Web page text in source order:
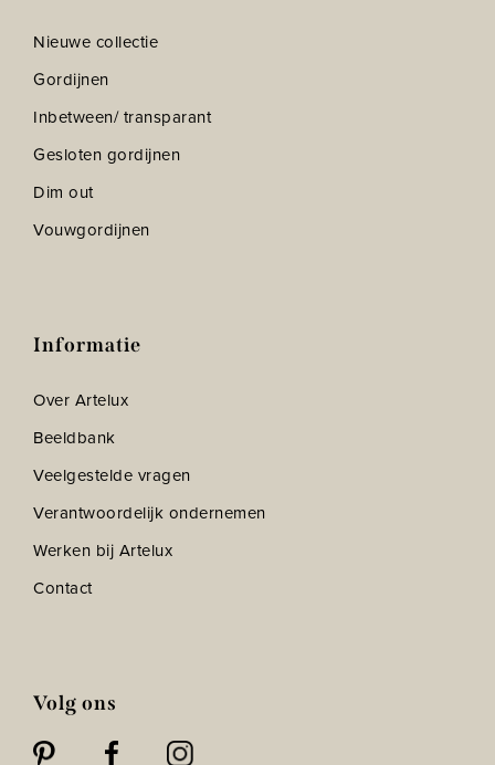
Nieuwe collectie
Gordijnen
Inbetween/ transparant
Gesloten gordijnen
Dim out
Vouwgordijnen
Informatie
Over Artelux
Beeldbank
Veelgestelde vragen
Verantwoordelijk ondernemen
Werken bij Artelux
Contact
Volg ons